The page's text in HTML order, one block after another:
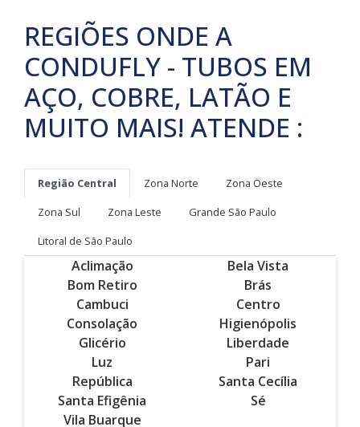
REGIÕES ONDE A
CONDUFLY - TUBOS EM
AÇO, COBRE, LATÃO E
MUITO MAIS! ATENDE :
Região Central Zona Norte
Zona Oeste
Zona Sul
Zona Leste
Grande São Paulo
Litoral de São Paulo
Aclimação
Bela Vista
Bom Retiro
Brás
Cambuci
Centro
Consolação
Higienópolis
Glicério
Liberdade
Luz
Pari
República
Santa Cecília
Santa Efigênia
Sé
Vila Buarque